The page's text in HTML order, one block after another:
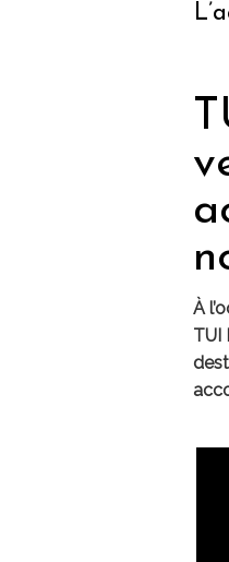
L’accès aux
À
TUI